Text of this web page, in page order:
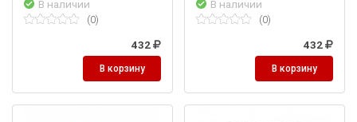
В наличии
(0)
432
В корзину
В наличии
(0)
432
В корзину